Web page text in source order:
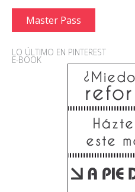
Master Pass
LO ÚLTIMO EN PINTEREST
E-BOOK